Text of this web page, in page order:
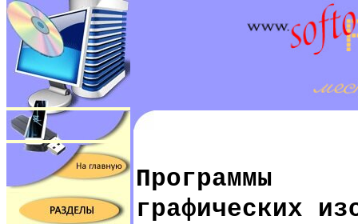
Программы
графических